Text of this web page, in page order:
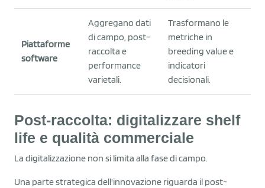
Piattaforme
software
Aggregano dati
di campo, post-
raccolta e
performance
varietali.
Trasformano le
metriche in
breeding value e
indicatori
decisionali.
Post-raccolta: digitalizzare shelf
life e qualità commerciale
La digitalizzazione non si limita alla fase di campo.
Una parte strategica dell'innovazione riguarda il post-